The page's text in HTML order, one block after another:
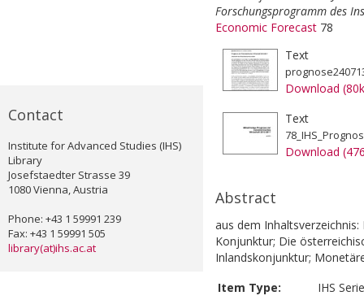
Contact
Institute for Advanced Studies (IHS)
Library
Josefstaedter Strasse 39
1080 Vienna, Austria
Phone: +43 1 59991 239
Fax: +43 1 59991 505
library(at)ihs.ac.at
Forschungsprogramm des
Economic Forecast 78
Text
Download
Text
Download
Abstract
aus dem
Konjunktur; Die
Inlandskonjunktur;
Item Type:
IHS